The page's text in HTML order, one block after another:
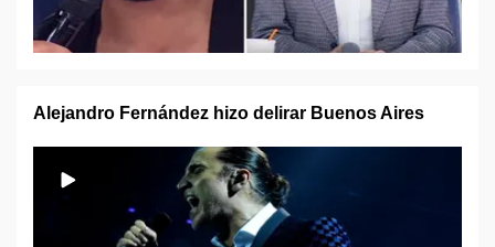
Alejandro Fernández hizo delirar Buenos Aires